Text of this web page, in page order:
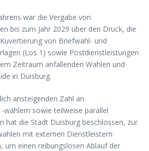
war die Vergabe von
bis zum Jahr 2029 über den Druck, die
von Briefwahl- und
(Los 1) sowie Postdienstleistungen
Zeitraum anfallenden Wahlen und
in Duisburg.
ansteigenden Zahl an
wählern sowie teilweise parallel
hat die Stadt Duisburg beschlossen, zur
mit externen Dienstleistern
um einen reibungslosen Ablauf der